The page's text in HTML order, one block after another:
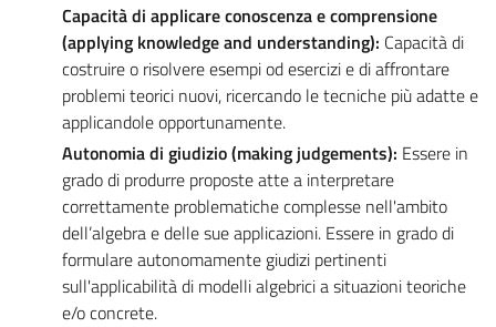
Capacità di applicare conoscenza e comprensione
(applying knowledge and understanding): Capacità di
costruire o risolvere esempi od esercizi e di affrontare
problemi teorici nuovi, ricercando le tecniche più adatte e
applicandole opportunamente.
Autonomia di giudizio (making judgements): Essere in
grado di produrre proposte atte a interpretare
correttamente problematiche complesse nell'ambito
dell’algebra e delle sue applicazioni. Essere in grado di
formulare autonomamente giudizi pertinenti
sull'applicabilità di modelli algebrici a situazioni teoriche
e/o concrete.